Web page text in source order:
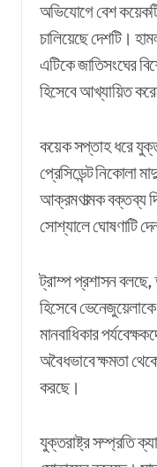
অভিযোগে বেশ
চালিয়েছে দেশটি।
এটিকে জাতিসংঘের
হিসেবে আখ্যায়িত
কয়েক সপ্তাহ ধরে
প্রেসিডেন্ট নিকোলা
আক্রমণাত্মক বক্তব্য
সোশ্যালে ঘোষণাটি
ট্রাম্পপ্রশাসন বলছে,
হিসেবে
মানবাধিকার
অবৈধভাবে ক্ষমতা
করছে।
যুক্তরাষ্ট্র সম্প্রতি